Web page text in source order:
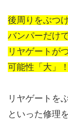
後周りをぶつ
バンパーだけ
リヤゲートが
可能性「大」！
リヤゲートを
といった修理